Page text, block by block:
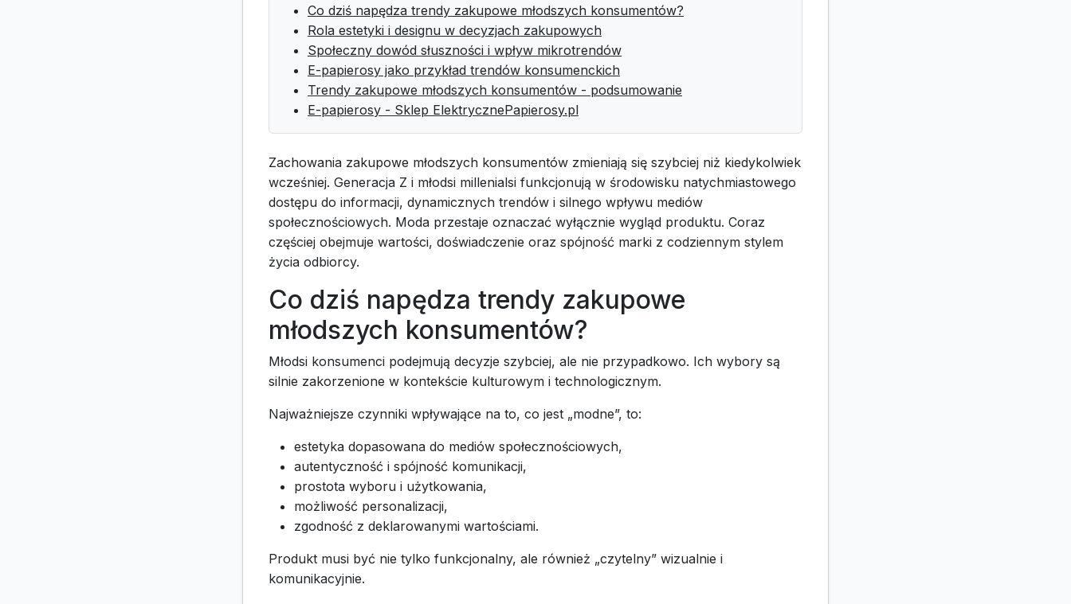
Co dziś napędza trendy zakupowe młodszych konsumentów?
Rola estetyki i designu w decyzjach zakupowych
Społeczny dowód słuszności i wpływ mikrotrendów
E-papierosy jako przykład trendów konsumenckich
Trendy zakupowe młodszych konsumentów - podsumowanie
E-papierosy - Sklep ElektrycznePapierosy.pl
Zachowania zakupowe młodszych konsumentów zmieniają się szybciej niż kiedykolwiek
wcześniej. Generacja Z i młodsi millenialsi funkcjonują w środowisku natychmiastowego
dostępu do informacji, dynamicznych trendów i silnego wpływu mediów
społecznościowych. Moda przestaje oznaczać wyłącznie wygląd produktu. Coraz
częściej obejmuje wartości, doświadczenie oraz spójność marki z codziennym stylem
życia odbiorcy.
Co dziś napędza trendy zakupowe
młodszych konsumentów?
Młodsi konsumenci podejmują decyzje szybciej, ale nie przypadkowo. Ich wybory są
silnie zakorzenione w kontekście kulturowym i technologicznym.
Najważniejsze czynniki wpływające na to, co jest „modne”, to:
estetyka dopasowana do mediów społecznościowych,
autentyczność i spójność komunikacji,
prostota wyboru i użytkowania,
możliwość personalizacji,
zgodność z deklarowanymi wartościami.
Produkt musi być nie tylko funkcjonalny, ale również „czytelny” wizualnie i
komunikacyjnie.